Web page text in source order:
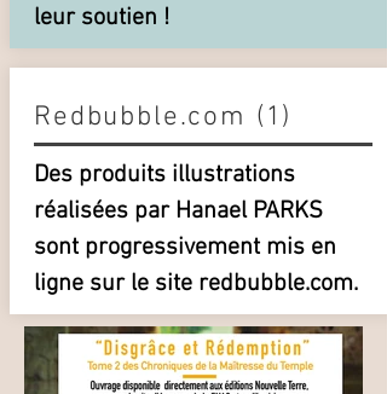
leur soutien !
Redbubble.com (1)
Des produits illustrations
réalisées par Hanael PARKS
sont progressivement mis en
ligne sur le site redbubble.com.